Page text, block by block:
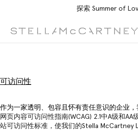
探索 Summer of
可访问性
作为一家透明、包容且怀有责任意识的企业，
网页内容可访问性指南(WCAG) 2.1中A级和AA
站可访问性标准，使我们的Stella McCartney